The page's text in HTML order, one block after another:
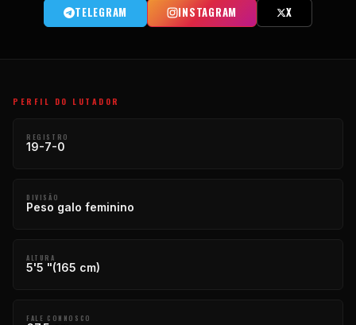
TELEGRAM INSTAGRAM X
PERFIL DO LUTADOR
REGISTRO
19-7-0
DIVISÃO
Peso galo feminino
ALTURA
5'5 "(165 cm)
FALE CONNOSCO